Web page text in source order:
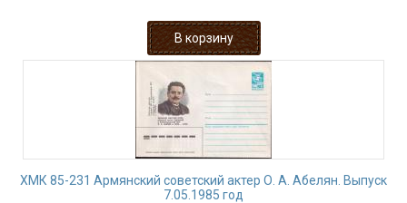
ХМК 85-231 Армянский советский актер О. А. Абелян. Выпуск
7.05.1985 год